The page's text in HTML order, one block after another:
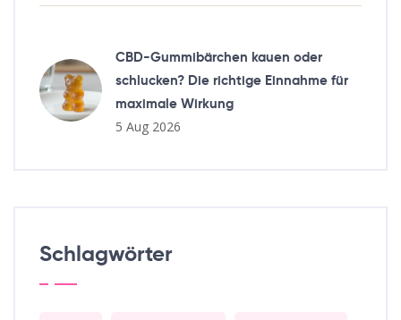
CBD-Gummibärchen kauen oder
schlucken? Die richtige Einnahme für
maximale Wirkung
5 Aug 2026
Schlagwörter